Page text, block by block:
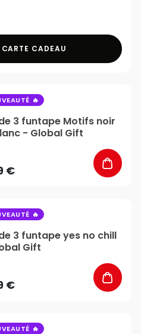
CARTE CADEAU
3 funtape Motifs noir
- Global Gift
€
3 funtape yes no chill
Gift
€